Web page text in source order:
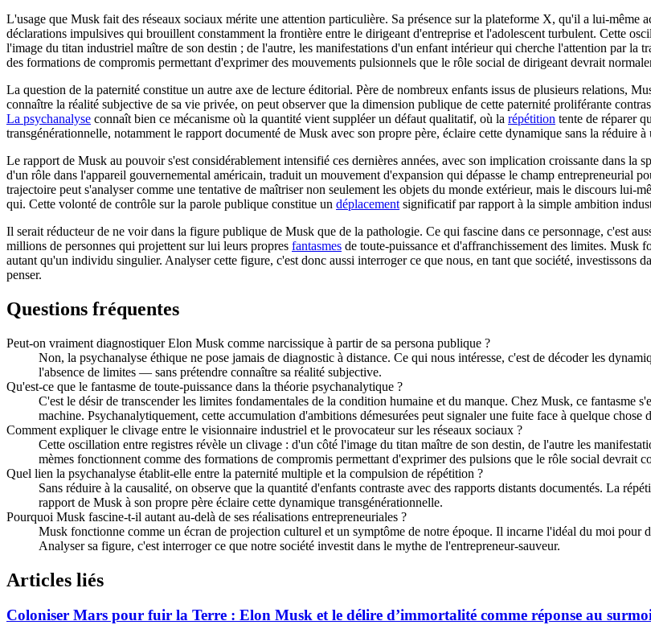
L'usage que Musk fait des réseaux sociaux mérite une attention particulière. Sa présence sur la plateforme X, qu'il a lui-même
déclarations impulsives qui brouillent constamment la frontière entre le dirigeant d'entreprise et l'adolescent turbulent. Cette
l'image du titan industriel maître de son destin ; de l'autre, les manifestations d'un enfant intérieur qui cherche l'attention par la
des formations de compromis permettant d'exprimer des mouvements pulsionnels que le rôle social de dirigeant devrait
La question de la paternité constitue un autre axe de lecture éditorial. Père de nombreux enfants issus de plusieurs relations,
connaître la réalité subjective de sa vie privée, on peut observer que la dimension publique de cette paternité proliférante
La psychanalyse connaît bien ce mécanisme où la quantité vient suppléer un défaut qualitatif, où la répétition tente de réparer
transgénérationnelle, notamment le rapport documenté de Musk avec son propre père, éclaire cette dynamique sans la réduire à
Le rapport de Musk au pouvoir s'est considérablement intensifié ces dernières années, avec son implication croissante dans
d'un rôle dans l'appareil gouvernemental américain, traduit un mouvement d'expansion qui dépasse le champ entrepreneurial
trajectoire peut s'analyser comme une tentative de maîtriser non seulement les objets du monde extérieur, mais le discours
qui. Cette volonté de contrôle sur la parole publique constitue un déplacement significatif par rapport à la simple ambition
Il serait réducteur de ne voir dans la figure publique de Musk que de la pathologie. Ce qui fascine dans ce personnage, c'est
millions de personnes qui projettent sur lui leurs propres fantasmes de toute-puissance et d'affranchissement des limites. Musk
autant qu'un individu singulier. Analyser cette figure, c'est donc aussi interroger ce que nous, en tant que société, investissons
penser.
Questions fréquentes
Peut-on vraiment diagnostiquer Elon Musk comme narcissique à partir de sa persona publique ?
Non, la psychanalyse éthique ne pose jamais de diagnostic à distance. Ce qui nous intéresse, c'est de décoder les
l'absence de limites — sans prétendre connaître sa réalité subjective.
Qu'est-ce que le fantasme de toute-puissance dans la théorie psychanalytique ?
C'est le désir de transcender les limites fondamentales de la condition humaine et du manque. Chez Musk, ce fantasme
machine. Psychanalytiquement, cette accumulation d'ambitions démesurées peut signaler une fuite face à quelque chose
Comment expliquer le clivage entre le visionnaire industriel et le provocateur sur les réseaux sociaux ?
Cette oscillation entre registres révèle un clivage : d'un côté l'image du titan maître de son destin, de l'autre les
mèmes fonctionnent comme des formations de compromis permettant d'exprimer des pulsions que le rôle social devrait
Quel lien la psychanalyse établit-elle entre la paternité multiple et la compulsion de répétition ?
Sans réduire à la causalité, on observe que la quantité d'enfants contraste avec des rapports distants documentés. La
rapport de Musk à son propre père éclaire cette dynamique transgénérationnelle.
Pourquoi Musk fascine-t-il autant au-delà de ses réalisations entrepreneuriales ?
Musk fonctionne comme un écran de projection culturel et un symptôme de notre époque. Il incarne l'idéal du moi pour
Analyser sa figure, c'est interroger ce que notre société investit dans le mythe de l'entrepreneur-sauveur.
Articles liés
Coloniser Mars pour fuir la Terre : Elon Musk et le délire d’immortalité comme réponse au